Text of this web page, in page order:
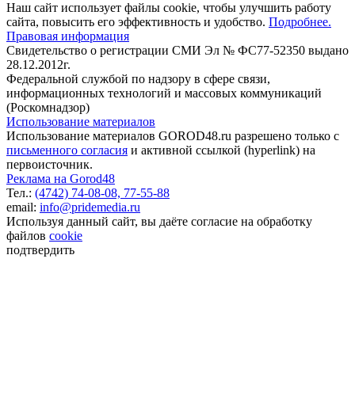
Наш сайт использует файлы cookie, чтобы улучшить работу
сайта, повысить его эффективность и удобство. Подробнее.
Правовая информация
Свидетельство о регистрации СМИ Эл № ФС77-52350 выдано
28.12.2012г.
Федеральной службой по надзору в сфере связи,
информационных технологий и массовых коммуникаций
(Роскомнадзор)
Использование материалов
Использование материалов GOROD48.ru разрешено только с
письменного согласия и активной ссылкой (hyperlink) на
первоисточник.
Реклама на Gorod48
Тел.: (4742) 74-08-08, 77-55-88
email: info@pridemedia.ru
Используя данный сайт, вы даёте согласие на обработку
файлов cookie
подтвердить